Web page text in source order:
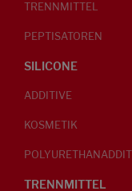
TRENNMITTEL
PEPTISATOREN
SILICONE
ADDITIVE
KOSMETIK
TRENNMITTEL